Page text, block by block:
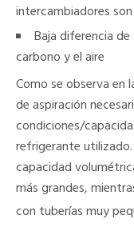
intercambiadores
Baja diferencia
carbono y el aire
Como se observa en
de aspiración
condiciones/
refrigerante utilizado.
capacidad
más grandes,
con tuberías muy